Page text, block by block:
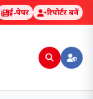
ई-पेपर रिपोर्टर बनें